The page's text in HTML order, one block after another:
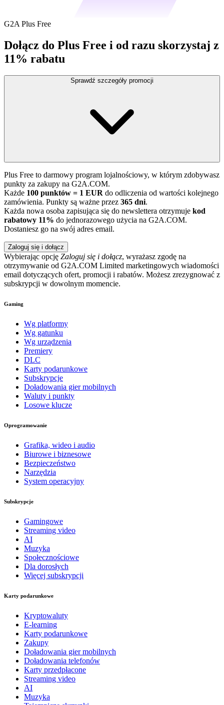
G2A Plus Free
Dołącz do Plus Free i od razu skorzystaj z
11% rabatu
Sprawdź szczegóły promocji
Plus Free to darmowy program lojalnościowy, w którym zdobywasz
punkty za zakupy na G2A.COM.
Każde 100 punktów = 1 EUR do odliczenia od wartości kolejnego
zamówienia. Punkty są ważne przez 365 dni.
Każda nowa osoba zapisująca się do newslettera otrzymuje kod
rabatowy 11% do jednorazowego użycia na G2A.COM.
Dostaniesz go na swój adres email.
Zaloguj się i dołącz
Wybierając opcję Zaloguj się i dołącz, wyrażasz zgodę na
otrzymywanie od G2A.COM Limited marketingowych wiadomości
email dotyczących ofert, promocji i rabatów. Możesz zrezygnować z
subskrypcji w dowolnym momencie.
Gaming
Wg platformy
Wg gatunku
Wg urządzenia
Premiery
DLC
Karty podarunkowe
Subskrypcje
Doładowania gier mobilnych
Waluty i punkty
Losowe klucze
Oprogramowanie
Grafika, wideo i audio
Biurowe i biznesowe
Bezpieczeństwo
Narzędzia
System operacyjny
Subskrypcje
Gamingowe
Streaming video
AI
Muzyka
Społecznościowe
Dla dorosłych
Więcej subskrypcji
Karty podarunkowe
Kryptowaluty
E-learning
Karty podarunkowe
Zakupy
Doładowania gier mobilnych
Doładowania telefonów
Karty przedpłacone
Streaming video
AI
Muzyka